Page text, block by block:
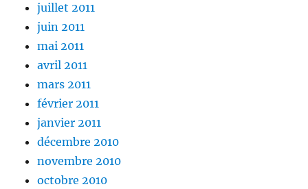
juillet 2011
juin 2011
mai 2011
avril 2011
mars 2011
février 2011
janvier 2011
décembre 2010
novembre 2010
octobre 2010